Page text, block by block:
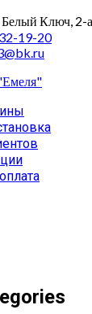
Белый Ключ, 2-
19-20